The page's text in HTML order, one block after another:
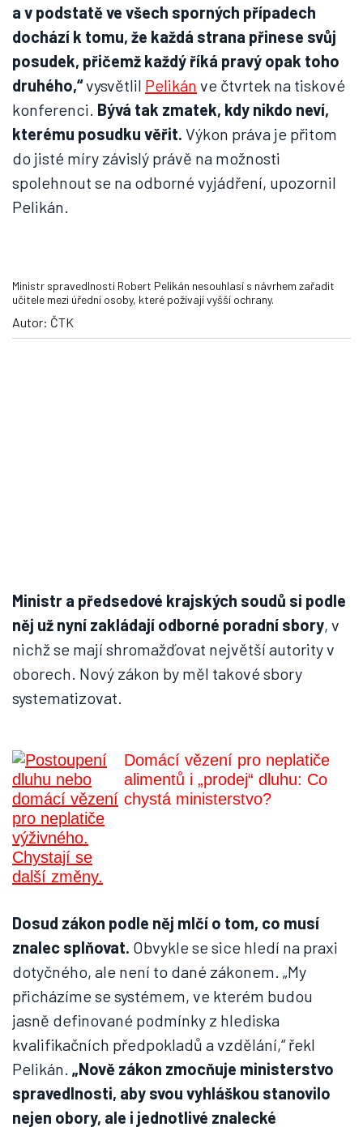
a v podstatě ve všech sporných případech
dochází k tomu, že každá strana přinese svůj
posudek, přičemž každý říká pravý opak toho
druhého,“vysvětlil Pelikán ve čtvrtek na tiskové
konferenci. Bývá tak zmatek, kdy nikdo neví,
kterému posudku věřit. Výkon práva je přitom
do jisté míry závislý právě na možnosti
spolehnout se na odborné vyjádření, upozornil
Pelikán.
Ministr spravedlnosti Robert Pelikán nesouhlasí s návrhem zařadit
učitele mezi úřední osoby, které požívají vyšší ochrany.
Autor: ČTK
Ministr a předsedové krajských soudů si podle
něj už nyní zakládají odborné poradní sbory, v
nichž se mají shromažďovat největší autority v
oborech. Nový zákon by měl takové sbory
systematizovat.
Domácí vězení pro neplatiče
alimentů i „prodej“ dluhu: Co
chystá ministerstvo?
Dosud zákon podle něj mlčí o tom, co musí
znalec splňovat. Obvykle se sice hledí na praxi
dotyčného, ale není to dané zákonem. „My
přicházíme se systémem, ve kterém budou
jasně definované podmínky z hlediska
kvalifikačních předpokladů a vzdělání,“ řekl
Pelikán. „Nově zákon zmocňuje ministerstvo
spravedlnosti, aby svou vyhláškou stanovilo
nejen obory, ale i jednotlivé znalecké